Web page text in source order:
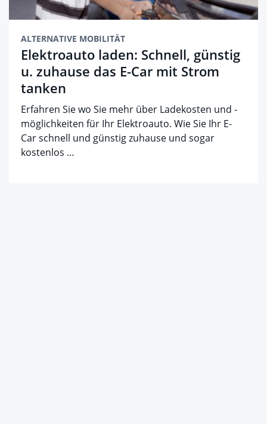
ALTERNATIVE MOBILITÄT
Elektroauto laden: Schnell, günstig
u. zuhause das E-Car mit Strom
tanken
Erfahren Sie wo Sie mehr über Ladekosten und -
möglichkeiten für Ihr Elektroauto. Wie Sie Ihr E-
Car schnell und günstig zuhause und sogar
kostenlos …